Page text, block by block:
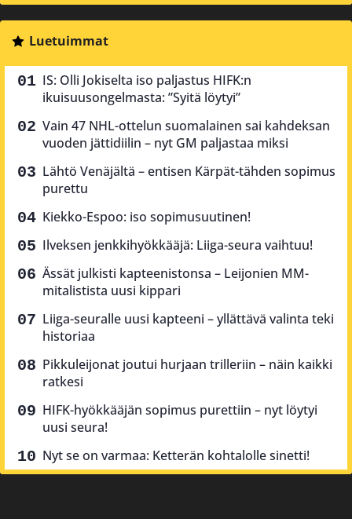
Luetuimmat
IS: Olli Jokiselta iso paljastus HIFK:n
ikuisuusongelmasta: ”Syitä löytyi”
Vain 47 NHL-ottelun suomalainen sai kahdeksan
vuoden jättidiilin – nyt GM paljastaa miksi
Lähtö Venäjältä – entisen Kärpät-tähden sopimus
purettu
Kiekko-Espoo: iso sopimusuutinen!
Ilveksen jenkkihyökkääjä: Liiga-seura vaihtuu!
Ässät julkisti kapteenistonsa – Leijonien MM-
mitalistista uusi kippari
Liiga-seuralle uusi kapteeni – yllättävä valinta teki
historiaa
Pikkuleijonat joutui hurjaan trilleriin – näin kaikki
ratkesi
HIFK-hyökkääjän sopimus purettiin – nyt löytyi
uusi seura!
Nyt se on varmaa: Ketterän kohtalolle sinetti!